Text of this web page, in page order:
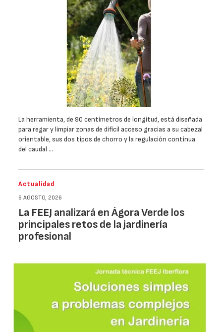
La herramienta, de 90 centímetros de longitud, está diseñada
para regar y limpiar zonas de difícil acceso gracias a su cabezal
orientable, sus dos tipos de chorro y la regulación continua
del caudal …
Actualidad
6 AGOSTO, 2026
La FEEJ analizará en Ágora Verde los
principales retos de la jardinería
profesional